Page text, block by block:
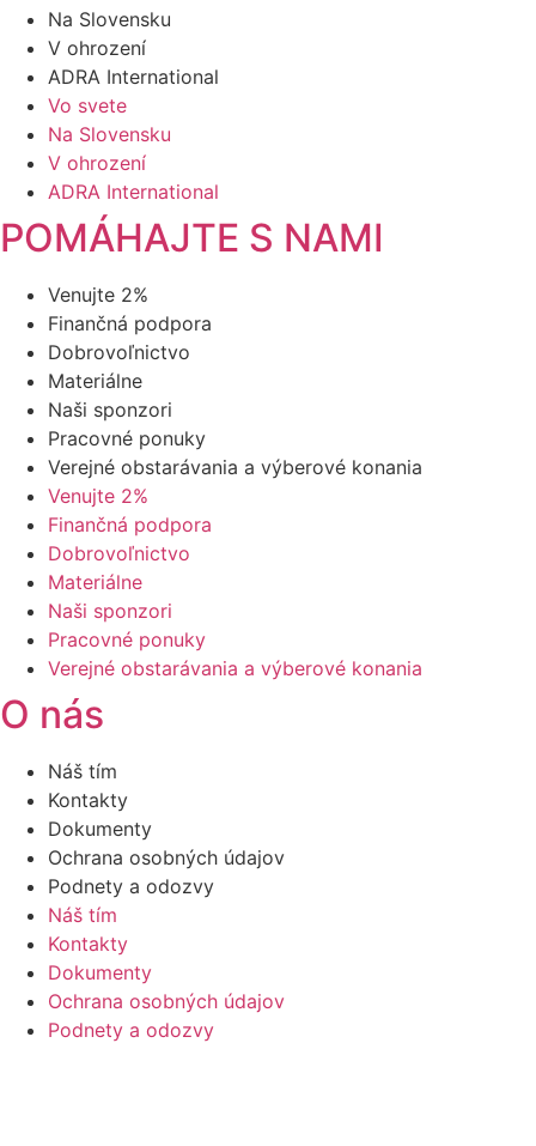
Na Slovensku
V ohrození
ADRA International
Vo svete
Na Slovensku
V ohrození
ADRA International
POMÁHAJTE S NAMI
Venujte 2%
Finančná podpora
Dobrovoľnictvo
Materiálne
Naši sponzori
Pracovné ponuky
Verejné obstarávania a výberové konania
Venujte 2%
Finančná podpora
Dobrovoľnictvo
Materiálne
Naši sponzori
Pracovné ponuky
Verejné obstarávania a výberové konania
O nás
Náš tím
Kontakty
Dokumenty
Ochrana osobných údajov
Podnety a odozvy
Náš tím
Kontakty
Dokumenty
Ochrana osobných údajov
Podnety a odozvy